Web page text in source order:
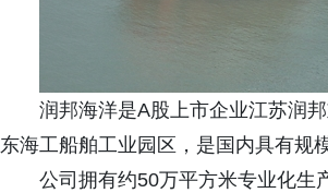
润邦海洋是A股上市企业江苏润
东海工船舶工业园区，是国内具有规
公司拥有约50万平方米专业化生